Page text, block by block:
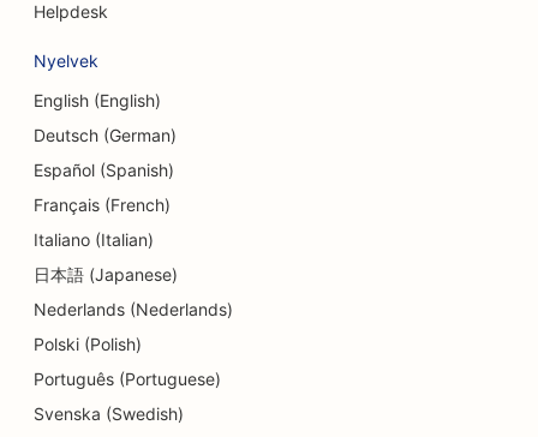
SEO az adósságtanácsadási szolgáltatások
SEO a valutaváltó szolgáltatások számára
SEO a táncstúdiók számára
SEO az óvodák számára
SEO fogászati klinikák számára
SEO a részletek üzletei számára
SEO for Diners
Helpdesk
Nyelvek
English (English)
Deutsch (German)
Español (Spanish)
Français (French)
Italiano (Italian)
日本語 (Japanese)
Nederlands (Nederlands)
Polski (Polish)
Português (Portuguese)
Svenska (Swedish)